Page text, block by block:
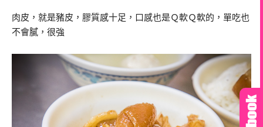
肉皮，就是豬皮，膠質感十足，口感也是Ｑ軟Ｑ軟的，單吃也
不會膩，很強